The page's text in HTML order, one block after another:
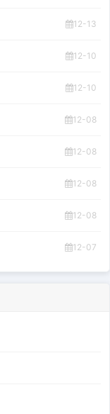
12-13
12-10
12-10
12-08
12-08
12-08
12-08
12-07